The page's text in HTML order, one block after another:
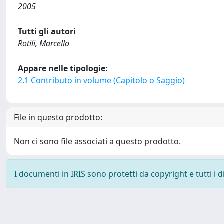
2005
Tutti gli autori
Rotili, Marcello
Appare nelle tipologie:
2.1 Contributo in volume (Capitolo o Saggio)
File in questo prodotto:
Non ci sono file associati a questo prodotto.
I documenti in IRIS sono protetti da copyright e tutti i